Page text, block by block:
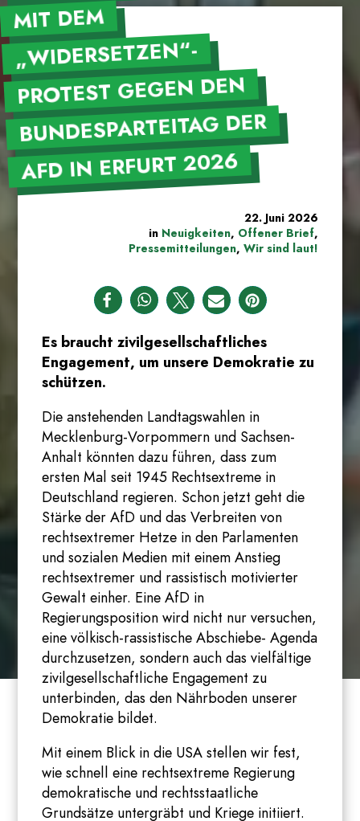
MIT DEM
„WIDERSETZEN“-
PROTEST GEGEN DEN
BUNDESPARTEITAG DER
AFD IN ERFURT 2026
22. Juni 2026
in Neuigkeiten, Offener Brief,
Pressemitteilungen, Wir sind laut!
Es braucht zivilgesellschaftliches
Engagement, um unsere Demokratie zu
schützen.
Die anstehenden Landtagswahlen in
Mecklenburg-Vorpommern und Sachsen-
Anhalt könnten dazu führen, dass zum
ersten Mal seit 1945 Rechtsextreme in
Deutschland regieren. Schon jetzt geht die
Stärke der AfD und das Verbreiten von
rechtsextremer Hetze in den Parlamenten
und sozialen Medien mit einem Anstieg
rechtsextremer und rassistisch motivierter
Gewalt einher. Eine AfD in
Regierungsposition wird nicht nur versuchen,
eine völkisch-rassistische Abschiebe- Agenda
durchzusetzen, sondern auch das vielfältige
zivilgesellschaftliche Engagement zu
unterbinden, das den Nährboden unserer
Demokratie bildet.
Mit einem Blick in die USA stellen wir fest,
wie schnell eine rechtsextreme Regierung
demokratische und rechtsstaatliche
Grundsätze untergräbt und Kriege initiiert.